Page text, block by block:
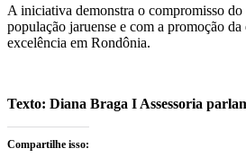
A iniciativa demonstra o compromisso do
população jaruense e com a promoção
excelência em Rondônia.
Texto: Diana Braga I Assessoria
Compartilhe isso: